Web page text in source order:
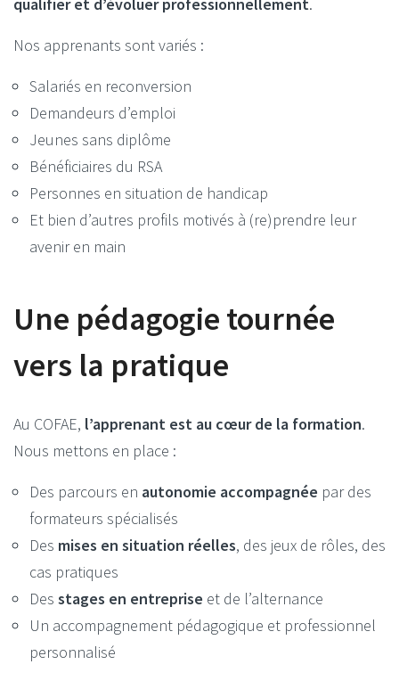
Nos apprenants sont variés :
Salariés en reconversion
Demandeurs d’emploi
Jeunes sans diplôme
Bénéficiaires du RSA
Personnes en situation de handicap
Et bien d’autres profils motivés à (re)prendre leur
avenir en main
Une pédagogie tournée
vers la pratique
Au COFAE, l’apprenant est au cœur de la formation.
Nous mettons en place :
Des parcours en autonomie accompagnée par des
formateurs spécialisés
Des mises en situation réelles, des jeux de rôles, des
cas pratiques
Des stages en entreprise et de l’alternance
Un accompagnement pédagogique et professionnel
personnalisé